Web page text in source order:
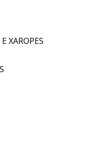
XAROPES